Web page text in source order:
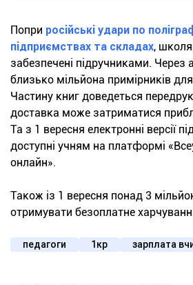
Попри російські удари по
підприємствах та складах,
забезпечені підручниками.
близько мільйона примірників для
Частину книг доведеться
доставка може затриматися
Та з 1 вересня електронні версії
доступні учням на платформі
онлайн».
Також із 1 вересня понад 3
отримувати безоплатне
педагоги 1кр зарплата